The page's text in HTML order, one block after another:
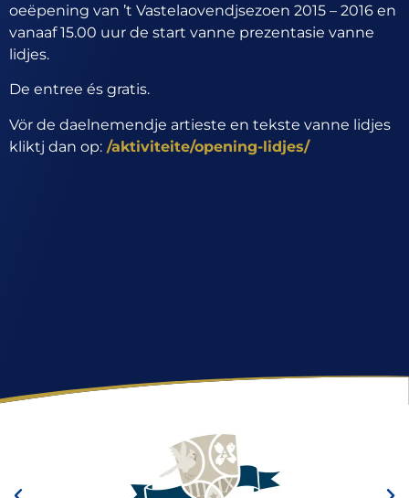
oeëpening van ’t Vastelaovendjsezoen 2015 – 2016 en
vanaaf 15.00 uur de start vanne prezentasie vanne
lidjes.
De entree és gratis.
Vör de daelnemendje artieste en tekste vanne lidjes
kliktj dan op: /aktiviteite/opening-lidjes/